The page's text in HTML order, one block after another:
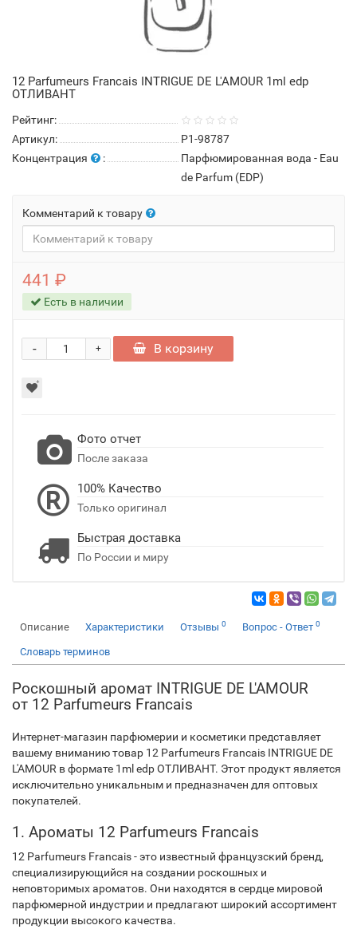
12 Parfumeurs Francais INTRIGUE DE L'AMOUR 1ml edp
ОТЛИВАНТ
Рейтинг:
Артикул:
P1-98787
Концентрация
:
Парфюмированная вода - Eau
de Parfum (EDP)
Комментарий к товару
441 ₽
Есть в наличии
+
- В корзину
Фото отчет
После заказа
100% Качество
Только оригинал
Быстрая доставка
По России и миру
Описание Характеристики Отзывы 0 Вопрос - Ответ 0
Словарь терминов
Роскошный аромат INTRIGUE DE L'AMOUR
от 12 Parfumeurs Francais
Интернет-магазин парфюмерии и косметики представляет
вашему вниманию товар 12 Parfumeurs Francais INTRIGUE DE
L'AMOUR в формате 1ml edp ОТЛИВАНТ. Этот продукт является
исключительно уникальным и предназначен для оптовых
покупателей.
1. Ароматы 12 Parfumeurs Francais
12 Parfumeurs Francais - это известный французский бренд,
специализирующийся на создании роскошных и
неповторимых ароматов. Они находятся в сердце мировой
парфюмерной индустрии и предлагают широкий ассортимент
продукции высокого качества.